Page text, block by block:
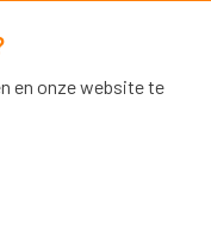
en onze website te